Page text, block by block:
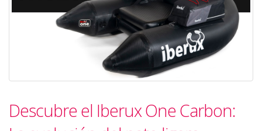
Descubre el Iberux One Carbon: